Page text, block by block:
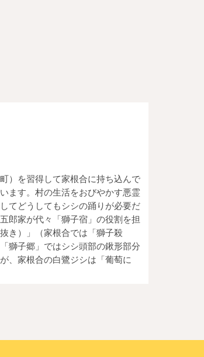
）を習得して家根合に持ち込んで
ます。村の生活をおびやかす悪霊
てどうしてもシシの踊りが必要だ
郎家が代々「獅子宿」の役割を担
き）」（家根合では「獅子殺
獅子郷」ではシシ頭部の鍬形部分
、家根合の白鷺ジシは「葡萄に